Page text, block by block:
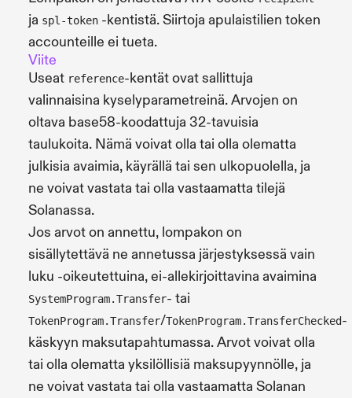
ja spl-token -kentistä. Siirtoja apulaistilien token
accounteille ei tueta.
Viite
Useat reference-kentät ovat sallittuja
valinnaisina kyselyparametreinä. Arvojen on
oltava base58-koodattuja 32-tavuisia
taulukoita. Nämä voivat olla tai olla olematta
julkisia avaimia, käyrällä tai sen ulkopuolella, ja
ne voivat vastata tai olla vastaamatta tilejä
Solanassa.
Jos arvot on annettu, lompakon on
sisällytettävä ne annetussa järjestyksessä vain
luku -oikeutettuina, ei-allekirjoittavina avaimina
SystemProgram.Transfer- tai
TokenProgram.Transfer/TokenProgram.TransferChecked-
käskyyn maksutapahtumassa. Arvot voivat olla
tai olla olematta yksilöllisiä maksupyynnölle, ja
ne voivat vastata tai olla vastaamatta Solanan